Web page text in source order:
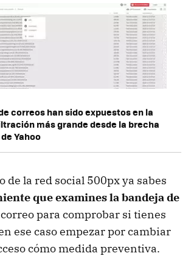
correos han sido expuestos en la
más grande desde la brecha
Yahoo
de la red social 500px ya sabes
que examines la bandeja de
para comprobar si tienes
ese caso empezar por cambiar
cómo medida preventiva.